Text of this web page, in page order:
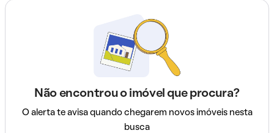
Não encontrou o imóvel que procura?
O alerta te avisa quando chegarem novos imóveis nesta
busca